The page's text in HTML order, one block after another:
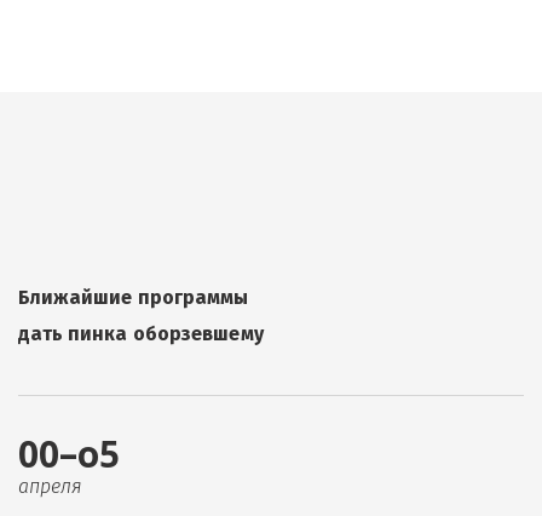
Ближайшие программы
дать пинка оборзевшему
00–о5
апреля